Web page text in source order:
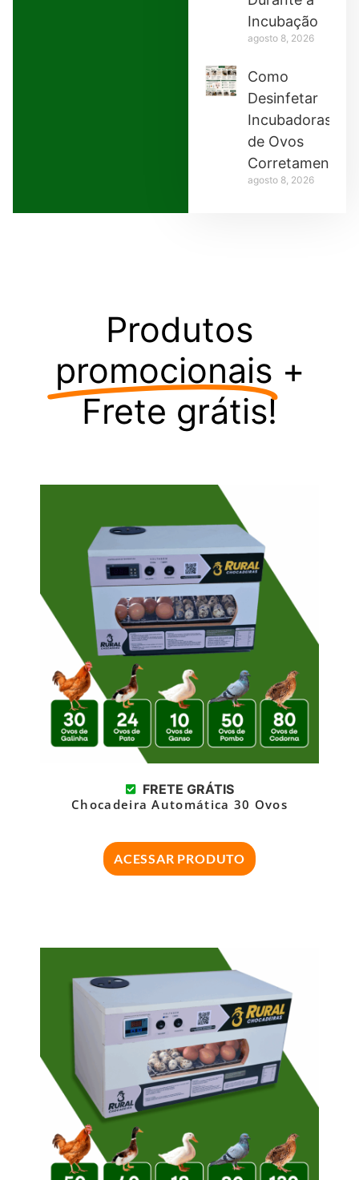
Incubação
agosto 8, 2026
Como
Desinfetar
Incubadoras
de Ovos
Corretamente
agosto 8, 2026
Produtos
promocionais +
Frete grátis!
FRETE GRÁTIS
Chocadeira Automática 30 Ovos
ACESSAR PRODUTO